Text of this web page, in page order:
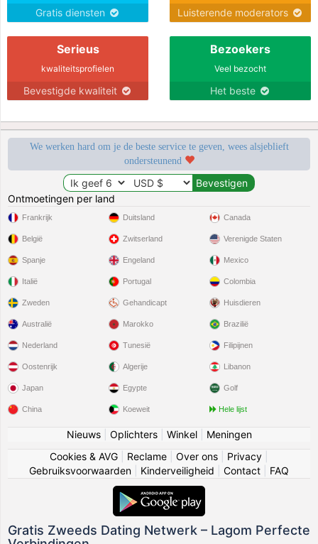
Gratis diensten Luisterende moderators
Serieus
kwaliteitsprofielen
Bevestigde kwaliteit
Bezoekers
Veel bezocht
Het beste
We werken hard om je de beste service te geven, wees alsjeblieft
ondersteunend
Ontmoetingen per land
Frankrijk
België
Spanje
Italië
Zweden
Duitsland
Zwitserland
Engeland
Portugal
Gehandicapt
Canada
Verenigde Staten
Mexico
Colombia
Huisdieren
Australië
Nederland
Oostenrijk
Japan
China
Marokko
Tunesië
Algerije
Egypte
Koeweit
Brazilië
Filipijnen
Libanon
Golf
Hele lijst
Nieuws| Oplichters| Winkel| Meningen
Cookies & AVG
Reclame Over ons Privacy
Gebruiksvoorwaarden
Kinderveiligheid Contact FAQ
Gratis Zweeds Dating Netwerk – Lagom Perfecte